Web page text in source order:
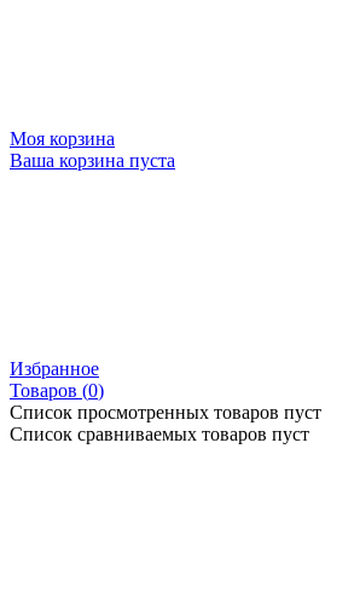
Моя корзина
Ваша корзина пуста
Избранное
Товаров (0)
Список просмотренных товаров пуст
Список сравниваемых товаров пуст